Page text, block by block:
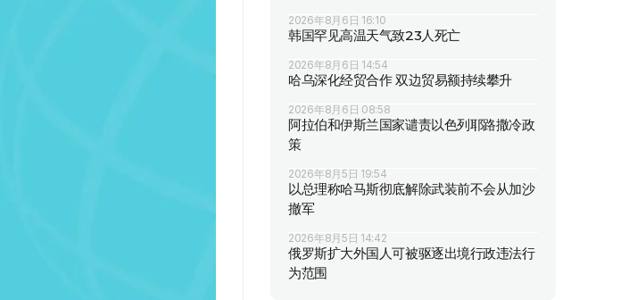
2026年8月6日 16:10
韩国罕见高温天气致23人死亡
2026年8月6日 14:54
哈乌深化经贸合作 双边贸易额持续攀升
2026年8月6日 08:58
阿拉伯和伊斯兰国家谴责以色列耶路撒冷政
策
2026年8月5日 19:54
以总理称哈马斯彻底解除武装前不会从加沙
撤军
2026年8月5日 14:42
俄罗斯扩大外国人可被驱逐出境行政违法行
为范围